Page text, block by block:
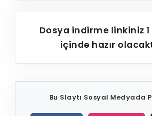
Dosya indirme linkiniz1
içinde hazır
Bu Slaytı Sosyal Medyada